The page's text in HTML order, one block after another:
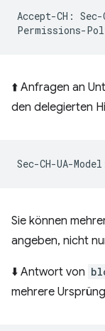
Accept-CH: Sec-
⬆️ Anfragen an
den delegierten
Sie können
angeben, nicht
⬇️ Antwort von
mehrere